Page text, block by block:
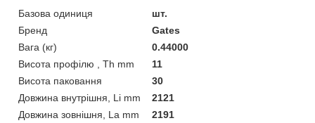
Базова одиниця
шт.
Бренд
Gates
Вага (кг)
0.44000
Висота профілю , Th mm
11
Висота паковання
30
Довжина внутрішня, Li mm
2121
Довжина зовнішня, La mm
2191